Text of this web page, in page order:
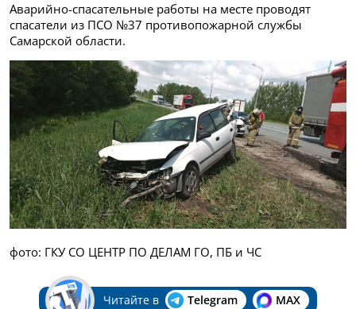
Аварийно-спасательные работы на месте проводят
спасатели из ПСО №37 противопожарной службы
Самарской области.
фото: ГКУ СО ЦЕНТР ПО ДЕЛАМ ГО, ПБ и ЧС
Читайте в Telegram MAX